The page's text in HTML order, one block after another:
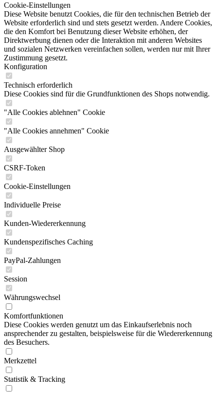
Cookie-Einstellungen
Diese Website benutzt Cookies, die für den technischen Betrieb der
Website erforderlich sind und stets gesetzt werden. Andere Cookies,
die den Komfort bei Benutzung dieser Website erhöhen, der
Direktwerbung dienen oder die Interaktion mit anderen Websites
und sozialen Netzwerken vereinfachen sollen, werden nur mit Ihrer
Zustimmung gesetzt.
Konfiguration
Technisch erforderlich
Diese Cookies sind für die Grundfunktionen des Shops notwendig.
"Alle Cookies ablehnen" Cookie
"Alle Cookies annehmen" Cookie
Ausgewählter Shop
CSRF-Token
Cookie-Einstellungen
Individuelle Preise
Kunden-Wiedererkennung
Kundenspezifisches Caching
PayPal-Zahlungen
Session
Währungswechsel
Komfortfunktionen
Diese Cookies werden genutzt um das Einkaufserlebnis noch
ansprechender zu gestalten, beispielsweise für die Wiedererkennung
des Besuchers.
Merkzettel
Statistik & Tracking